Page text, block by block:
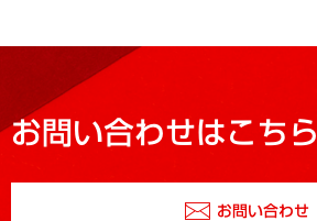
お問い合わせはこちら
お問い合わせ